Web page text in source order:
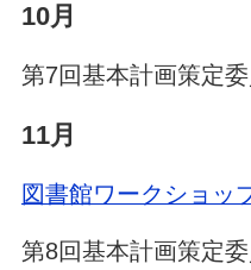
10月
第7回基本計画策定
11月
図書館ワークショッ
第8回基本計画策定